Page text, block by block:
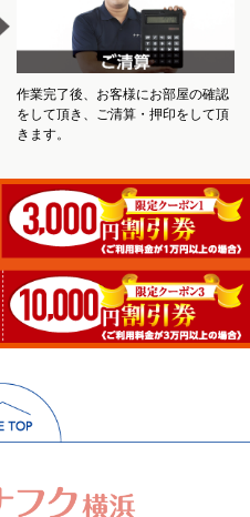
作業完了後、お客様にお部屋の確認
をして頂き、ご清算・押印をして頂
きます。